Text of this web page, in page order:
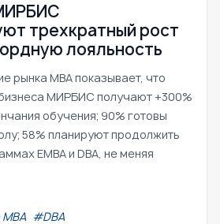
трехкратный рост
лояльность
рынка MBA показывает, что
МИРБИС получают +300%
обучения; 90% готовы
58% планируют продолжить
EMBA и DBA, не меняя
#DBA